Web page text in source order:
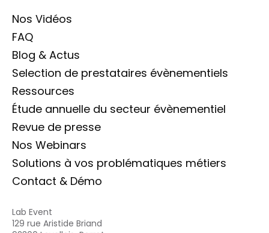
Nos Vidéos
FAQ
Blog & Actus
Selection de prestataires évènementiels
Ressources
Étude annuelle du secteur évènementiel
Revue de presse
Nos Webinars
Solutions à vos problématiques métiers
Contact & Démo
Lab Event
129 rue Aristide Briand